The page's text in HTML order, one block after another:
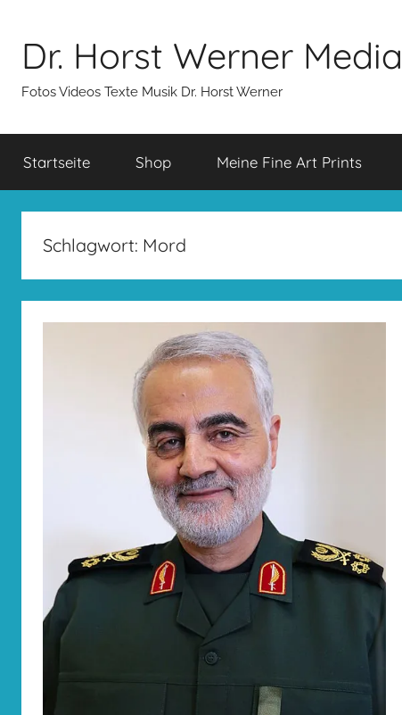
springen
Dr. Horst Werner Media
Fotos Videos Texte Musik Dr. Horst Werner
Startseite Shop Meine Fine Art Prints
Schlagwort: Mord